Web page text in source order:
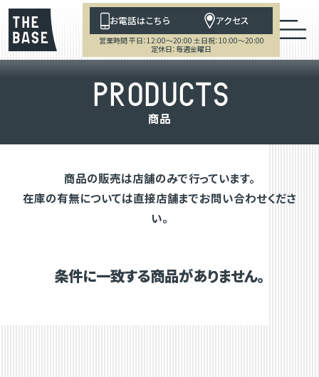
お電話はこちら アクセス
営業時間 平日：12:00～20:00 土日祝：10:00～20:00
定休日：毎週金曜日
PRODUCTS
商品
商品の販売は店舗のみで行っています。
在庫の有無については直接店舗までお問い合わせくださ
い。
条件に一致する商品がありません。